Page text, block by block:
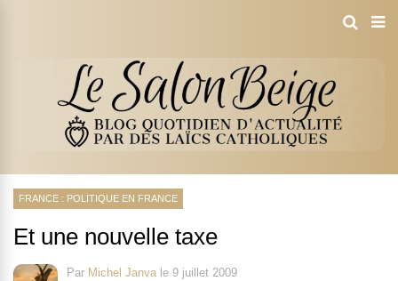
FRANCE : POLITIQUE EN FRANCE
Et une nouvelle taxe
Par Michel Janva le 9 juillet 2009